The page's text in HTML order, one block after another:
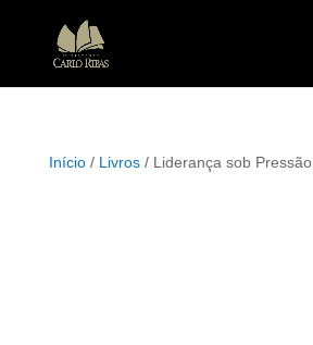
Início/ Livros/ Liderança sob Pressão